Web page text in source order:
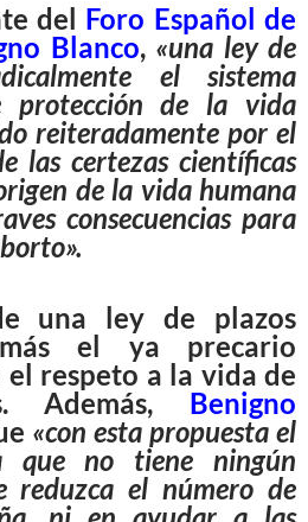
del Foro Español de
Blanco, «una ley de
el sistema
protección de la vida
reiteradamente por el
las certezas científicas
de la vida humana
consecuencias para
una ley de plazos
el ya precario
respeto a la vida de
Además, Benigno
«con esta propuesta el
que no tiene ningún
reduzca el número de